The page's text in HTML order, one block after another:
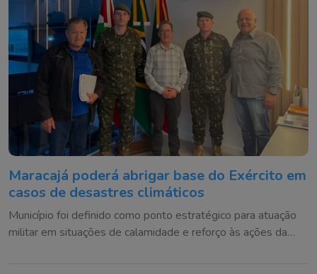
Maracajá poderá abrigar base do Exército em
casos de desastres climáticos
Município foi definido como ponto estratégico para atuação
militar em situações de calamidade e reforço às ações da